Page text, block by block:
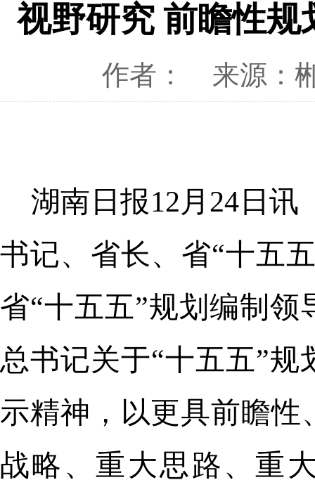
视野研究 前瞻性规
作者： 来源：
湖南日报12月24日讯
书记、省长、省“十五
省“十五五”规划编制
总书记关于“十五五”
示精神，以更具前瞻
战略、重大思路、重